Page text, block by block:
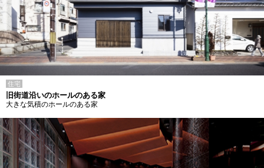
住宅
旧街道沿いのホールのある家
大きな気積のホールのある家